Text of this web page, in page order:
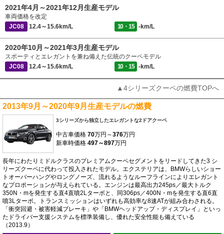
2021年4月～2021年12月生産モデル
車両価格を改定
JC08
12.4～15.6km/L 10・15 -km/L
2020年10月～2021年3月生産モデル
スポーティとエレガントを兼ね備えた伝統のクーペモデル
JC08
12.4～15.6km/L 10・15 -km/L
▲4シリーズクーペの燃費TOPへ
2013年9月～2020年9月生産モデルの燃費
3シリーズから独立したエレガントな2ドアクーペ
中古車価格 70万円～376万円
新車時価格 497～897万円
長年にわたりミドルクラスのプレミアムクーペセグメントをリードしてきた3 シ
リーズクーペに代わって投入されたモデル。エクステリアは、BMWらしいショー
トオーバーハングやロングノーズ、流れるようなルーフラインによりエレガント
なプロポーションが与えられている。エンジンは最高出力245ps／最大トルク
350N・mを発生する直4直噴2Lターボと、同306ps／400N・mを発生する直6直
噴3Lターボ。トランスミッションはいずれも高効率な8速ATが組み合わされる。
「衝突回避・被害軽減ブレーキ」や「BMWヘッドアップ・ディスプレイ」といっ
たドライバー支援システムを標準装備し、優れた安全性能も備えている
（2013.9）